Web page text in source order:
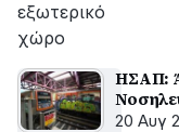
εξωτερικό
χώρο
ΗΣΑΠ:
20 Αυγ